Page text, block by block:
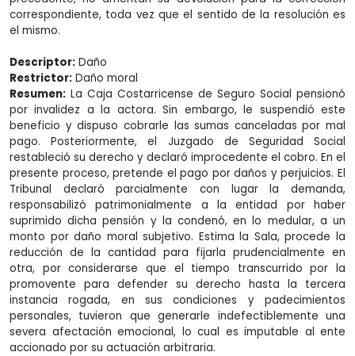
correspondiente, toda vez que el sentido de la resolución es
el mismo.
Descriptor: Daño
Restrictor: Daño moral
Resumen: La Caja Costarricense de Seguro Social pensionó
por invalidez a la actora. Sin embargo, le suspendió este
beneficio y dispuso cobrarle las sumas canceladas por mal
pago. Posteriormente, el Juzgado de Seguridad Social
restableció su derecho y declaró improcedente el cobro. En el
presente proceso, pretende el pago por daños y perjuicios. El
Tribunal declaró parcialmente con lugar la demanda,
responsabilizó patrimonialmente a la entidad por haber
suprimido dicha pensión y la condenó, en lo medular, a un
monto por daño moral subjetivo. Estima la Sala, procede la
reducción de la cantidad para fijarla prudencialmente en
otra, por considerarse que el tiempo transcurrido por la
promovente para defender su derecho hasta la tercera
instancia rogada, en sus condiciones y padecimientos
personales, tuvieron que generarle indefectiblemente una
severa afectación emocional, lo cual es imputable al ente
accionado por su actuación arbitraria.